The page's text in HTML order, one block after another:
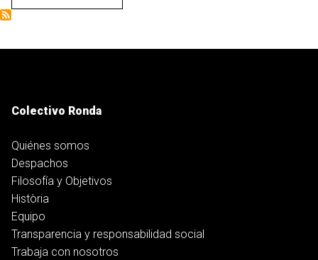
Colectivo Ronda
Quiénes somos
Despachos
Filosofía y Objetivos
Història
Equipo
Transparencia y responsabilidad social
Trabaja con nosotros